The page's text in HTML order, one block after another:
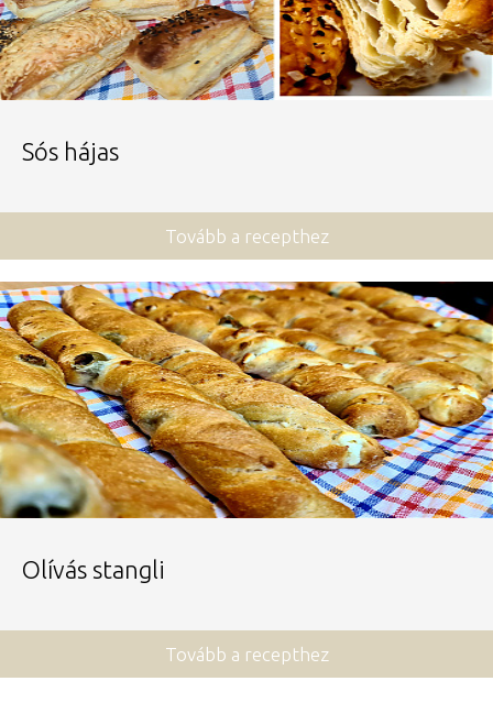
Sós hájas
Tovább a recepthez
Olívás stangli
Tovább a recepthez